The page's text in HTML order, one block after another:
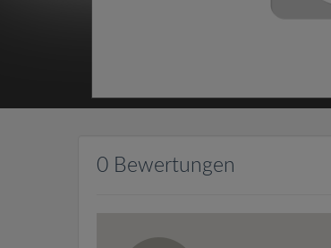
0 Bewertungen